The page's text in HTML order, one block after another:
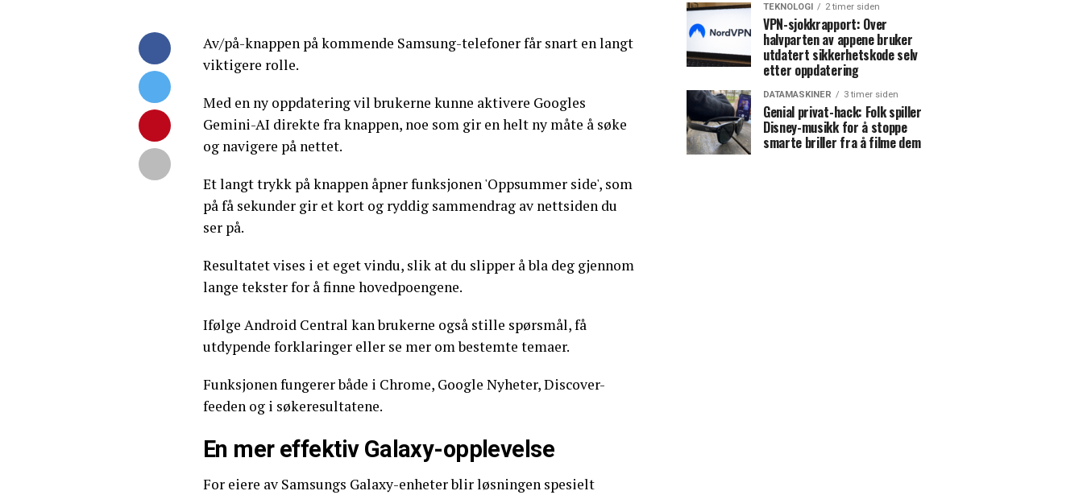
Av/på-knappen på kommende Samsung-telefoner får snart en langt
viktigere rolle.
Med en ny oppdatering vil brukerne kunne aktivere Googles
Gemini-AI direkte fra knappen, noe som gir en helt ny måte å søke
og navigere på nettet.
Et langt trykk på knappen åpner funksjonen 'Oppsummer side', som
på få sekunder gir et kort og ryddig sammendrag av nettsiden du
ser på.
Resultatet vises i et eget vindu, slik at du slipper å bla deg gjennom
lange tekster for å finne hovedpoengene.
Ifølge Android Central kan brukerne også stille spørsmål, få
utdypende forklaringer eller se mer om bestemte temaer.
Funksjonen fungerer både i Chrome, Google Nyheter, Discover-
feeden og i søkeresultatene.
En mer effektiv Galaxy-opplevelse
For eiere av Samsungs Galaxy-enheter blir løsningen spesielt
TEKNOLOGI 2 timer siden
VPN-sjokkrapport: Over
halvparten av appene bruker
utdatert sikkerhetskode selv
etter oppdatering
DATAMASKINER 3 timer siden
Genial privat-hack: Folk spiller
Disney-musikk for å stoppe
smarte briller fra å filme dem